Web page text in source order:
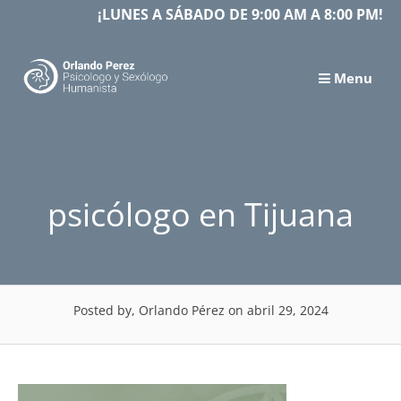
content
¡LUNES A SÁBADO DE 9:00 AM A 8:00 PM!
Menu
psicólogo en Tijuana
Posted by, Orlando Pérez on abril 29, 2024